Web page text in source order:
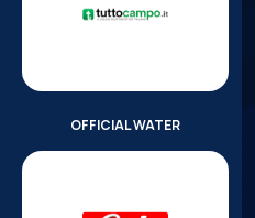
OFFICIAL WATER